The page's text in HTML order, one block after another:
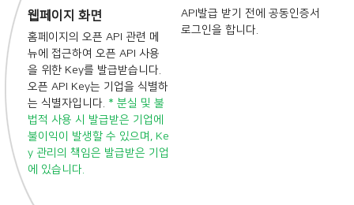
API발급 받기 전에 공동인증서
로그인을 합니다.
웹페이지 화면
홈페이지의 오픈 API 관련 메
뉴에 접근하여 오픈 API 사용
을 위한 Key를 발급받습니다.
오픈 API Key는 기업을 식별하
는 식별자입니다. * 분실 및 불
법적 사용 시 발급받은 기업에
불이익이 발생할 수 있으며, Ke
y 관리의 책임은 발급받은 기업
에 있습니다.